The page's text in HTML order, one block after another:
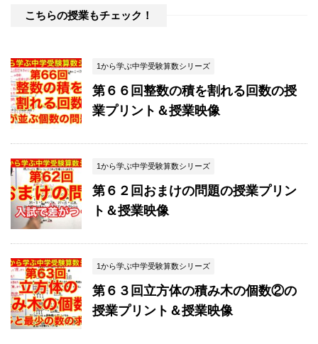
こちらの授業もチェック！
1から学ぶ中学受験算数シリーズ
第６６回整数の積を割れる回数の授
業プリント＆授業映像
1から学ぶ中学受験算数シリーズ
第６２回おまけの問題の授業プリン
ト＆授業映像
1から学ぶ中学受験算数シリーズ
第６３回立方体の積み木の個数②の
授業プリント＆授業映像